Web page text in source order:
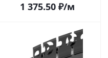
1 375.50₽/м